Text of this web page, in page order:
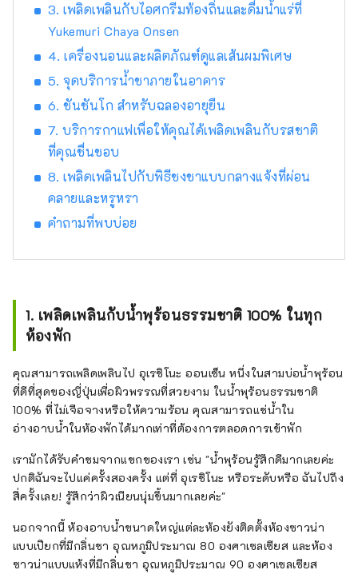
3. เพลิดเพลินกับไอศกรีมท้องถิ่นและดื่มน้ำแร่ที่
Yukemuri Chaya Onsen
4. เครื่องนอนและผลิตภัณฑ์ดูแลเส้นผมพิเศษ
5. จุดบริการน้ำชาภายในอาคาร
6. ชันชันโก สำหรับฉลองอายุยืน
7. บริการกาแฟเพื่อให้คุณได้เพลิดเพลินกับรสชาติ
ที่คุณชื่นชอบ
8. เพลิดเพลินไปกับพิธีชงชาแบบกลางแจ้งที่ผ่อน
คลายและหรูหรา
คำถามที่พบบ่อย
1. เพลิดเพลินกับน้ำพุร้อนธรรมชาติ 100% ในทุก
ห้องพัก
คุณสามารถเพลิดเพลินไป อุเรชิโนะ ออนเซ็น หนึ่งในสามบ่อน้ำพุร้อน
ที่ดีที่สุดของญี่ปุ่นเพื่อผิวพรรณที่สวยงาม ในน้ำพุร้อนธรรมชาติ
100% ที่ไม่เจือจางหรือให้ความร้อน คุณสามารถแช่น้ำใน
อ่างอาบน้ำในห้องพักได้มากเท่าที่ต้องการตลอดการเข้าพัก
เรามักได้รับคำชมจากแขกของเรา เช่น "น้ำพุร้อนรู้สึกดีมากเลยค่ะ
ปกติฉันจะไปแค่ครั้งสองครั้ง แต่ที่ อุเรชิโนะ หรือระดับหรือ ฉันไปถึง
สี่ครั้งเลย! รู้สึกว่าผิวเนียนนุ่มขึ้นมากเลยค่ะ"
นอกจากนี้ ห้องอาบน้ำขนาดใหญ่แต่ละห้องยังติดตั้งห้องซาวน่า
แบบเปียกที่มีกลิ่นชา อุณหภูมิประมาณ 80 องศาเซลเซียส และห้อง
ซาวน่าแบบแห้งที่มีกลิ่นชา อุณหภูมิประมาณ 90 องศาเซลเซียส